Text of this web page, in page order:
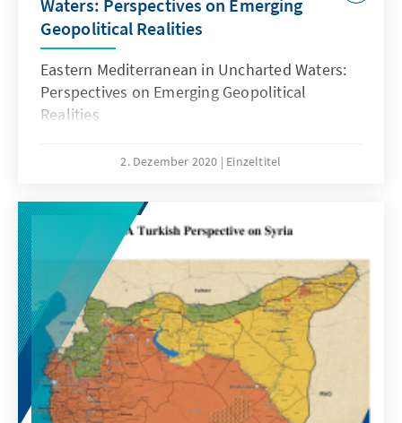
Überblick über eine Talfahrt.
Waters: Perspectives on Emerging
Geopolitical Realities
Eastern Mediterranean in Uncharted Waters:
Perspectives on Emerging Geopolitical
Realities
2. Dezember 2020 Einzeltitel